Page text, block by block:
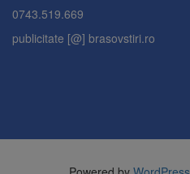
0743.519.669
publicitate [@] brasovstiri.ro